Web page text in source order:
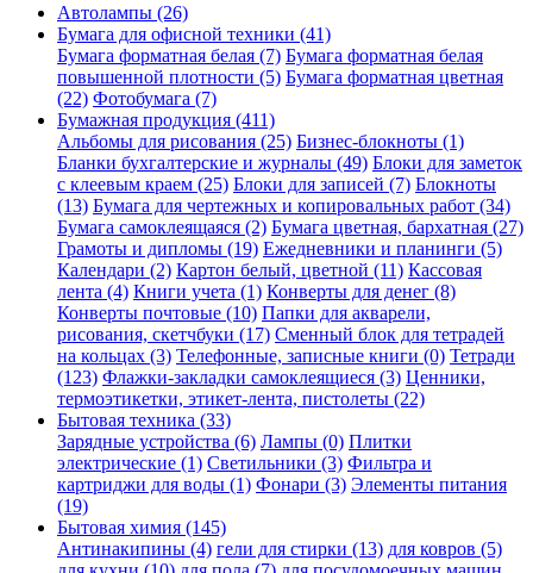
Автолампы (26)
Бумага для офисной техники (41)
Бумага форматная белая (7) Бумага форматная белая
повышенной плотности (5) Бумага форматная цветная
(22) Фотобумага (7)
Бумажная продукция (411)
Альбомы для рисования (25) Бизнес-блокноты (1)
Бланки бухгалтерские и журналы (49) Блоки для заметок
с клеевым краем (25) Блоки для записей (7) Блокноты
(13) Бумага для чертежных и копировальных работ (34)
Бумага самоклеящаяся (2) Бумага цветная, бархатная (27)
Грамоты и дипломы (19) Ежедневники и планинги (5)
Календари (2) Картон белый, цветной (11) Кассовая
лента (4) Книги учета (1) Конверты для денег (8)
Конверты почтовые (10) Папки для акварели,
рисования, скетчбуки (17) Сменный блок для тетрадей
на кольцах (3) Телефонные, записные книги (0) Тетради
(123) Флажки-закладки самоклеящиеся (3) Ценники,
термоэтикетки, этикет-лента, пистолеты (22)
Бытовая техника (33)
Зарядные устройства (6) Лампы (0) Плитки
электрические (1) Светильники (3) Фильтра и
картриджи для воды (1) Фонари (3) Элементы питания
(19)
Бытовая химия (145)
Антинакипины (4) гели для стирки (13) для ковров (5)